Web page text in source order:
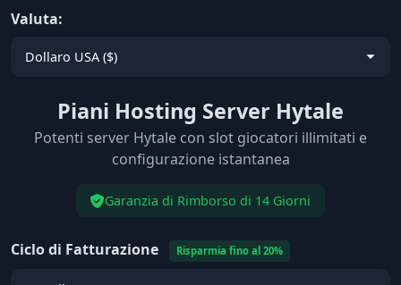
Valuta:
Piani Hosting Server Hytale
Potenti server Hytale con slot giocatori illimitati e
configurazione istantanea
Garanzia di Rimborso di 14 Giorni
Ciclo di Fatturazione Risparmia fino al 20%